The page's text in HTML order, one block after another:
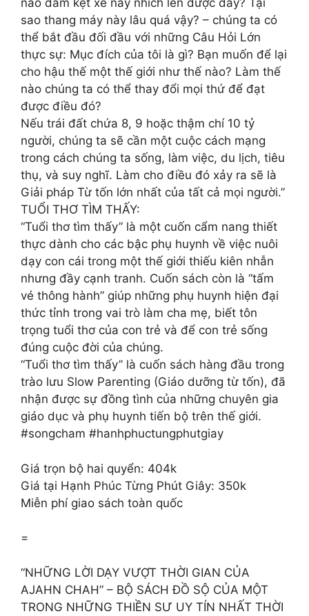
nào đám kẹt xe này nhích lên được đây? Tại
sao thang máy này lâu quá vậy? – chúng ta có
thể bắt đầu đối đầu với những Câu Hỏi Lớn
thực sự: Mục đích của tôi là gì? Bạn muốn để lại
cho hậu thế một thế giới như thế nào? Làm thế
nào chúng ta có thể thay đổi mọi thứ để đạt
được điều đó?
Nếu trái đất chứa 8, 9 hoặc thậm chí 10 tỷ
người, chúng ta sẽ cần một cuộc cách mạng
trong cách chúng ta sống, làm việc, du lịch, tiêu
thụ, và suy nghĩ. Làm cho điều đó xảy ra sẽ là
Giải pháp Từ tốn lớn nhất của tất cả mọi người.”
TUỔI THƠ TÌM THẤY:
“Tuổi thơ tìm thấy” là một cuốn cẩm nang thiết
thực dành cho các bậc phụ huynh về việc nuôi
dạy con cái trong một thế giới thiếu kiên nhẫn
nhưng đầy cạnh tranh. Cuốn sách còn là “tấm
vé thông hành” giúp những phụ huynh hiện đại
thức tỉnh trong vai trò làm cha mẹ, biết tôn
trọng tuổi thơ của con trẻ và để con trẻ sống
đúng cuộc đời của chúng.
“Tuổi thơ tìm thấy” là cuốn sách hàng đầu trong
trào lưu Slow Parenting (Giáo dưỡng từ tốn), đã
nhận được sự đồng tình của những chuyên gia
giáo dục và phụ huynh tiến bộ trên thế giới.
#songcham #hanhphuctungphutgiay
Giá trọn bộ hai quyển: 404k
Giá tại Hạnh Phúc Từng Phút Giây: 350k
Miễn phí giao sách toàn quốc
=
“NHỮNG LỜI DẠY VƯỢT THỜI GIAN CỦA
AJAHN CHAH” – BỘ SÁCH ĐỒ SỘ CỦA MỘT
TRONG NHỮNG THIỀN SƯ UY TÍN NHẤT THỜI